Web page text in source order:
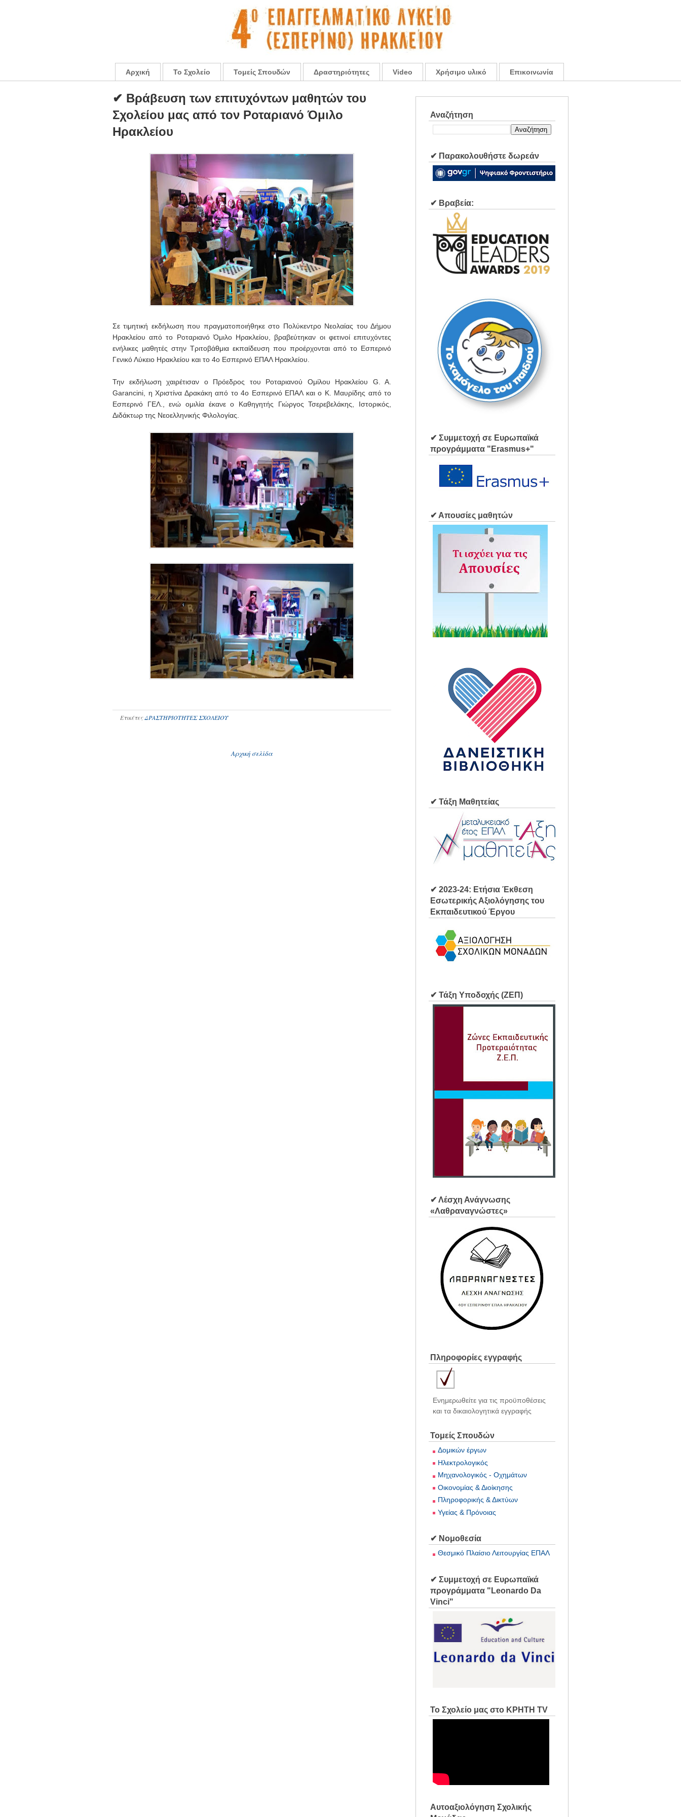
Αρχική Το Σχολείο Τομείς Σπουδών Δραστηριότητες Video Χρήσιμο υλικό Επικοινωνία
✔ Βράβευση των επιτυχόντων μαθητών του
Σχολείου μας από τον Ροταριανό Όμιλο
Ηρακλείου
Σε τιμητική εκδήλωση που πραγματοποιήθηκε στο Πολύκεντρο Νεολαίας του Δήμου
Ηρακλείου από το Ροταριανό Όμιλο Ηρακλείου, βραβεύτηκαν οι φετινοί επιτυχόντες
ενήλικες μαθητές στην Τριτοβάθμια εκπαίδευση που προέρχονται από το Εσπερινό
Γενικό Λύκειο Ηρακλείου και το 4ο Εσπερινό ΕΠΑΛ Ηρακλείου.
Την εκδήλωση χαιρέτισαν ο Πρόεδρος του Ροταριανού Ομίλου Ηρακλείου G. A.
Garancini, η Χριστίνα Δρακάκη από το 4ο Εσπερινό ΕΠΑΛ και ο Κ. Μαυρίδης από το
Εσπερινό ΓΕΛ., ενώ ομιλία έκανε ο Καθηγητής Γιώργος Τσερεβελάκης, Ιστορικός,
Διδάκτωρ της Νεοελληνικής Φιλολογίας.
ΕτικέτεςΔΡΑΣΤΗΡΙΟΤΗΤΕΣ ΣΧΟΛΕΙΟΥ
Αρχική σελίδα
Αναζήτηση
✔ Παρακολουθήστε δωρεάν
✔ Βραβεία:
✔ Συμμετοχή σε Ευρωπαϊκά
προγράμματα "Erasmus+"
✔ Απουσίες μαθητών
✔ Τάξη Μαθητείας
✔ 2023-24: Ετήσια Έκθεση
Εσωτερικής Αξιολόγησης του
Εκπαιδευτικού Έργου
✔ Τάξη Υποδοχής (ΖΕΠ)
✔ Λέσχη Ανάγνωσης
«Λαθραναγνώστες»
Πληροφορίες εγγραφής
Ενημερωθείτε για τις προϋποθέσεις
και τα δικαιολογητικά εγγραφής
Τομείς Σπουδών
Δομικών έργων
Ηλεκτρολογικός
Μηχανολογικός - Οχημάτων
Οικονομίας & Διοίκησης
Πληροφορικής & Δικτύων
Υγείας & Πρόνοιας
✔ Νομοθεσία
Θεσμικό Πλαίσιο Λειτουργίας ΕΠΑΛ
✔ Συμμετοχή σε Ευρωπαϊκά
προγράμματα "Leonardo Da
Vinci"
Το Σχολείο μας στο ΚΡΗΤΗ TV
Αυτοαξιολόγηση Σχολικής